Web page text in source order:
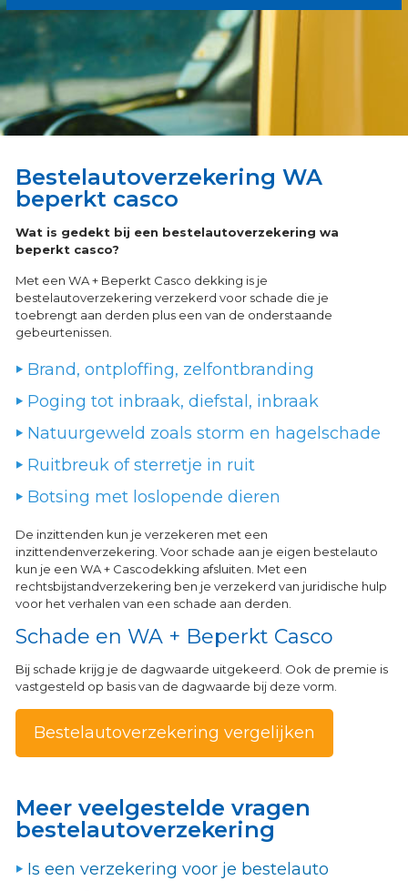
Bestelautoverzekering WA
beperkt casco
Wat is gedekt bij een bestelautoverzekering wa
beperkt casco?
Met een WA + Beperkt Casco dekking is je
bestelautoverzekering verzekerd voor schade die je
toebrengt aan derden plus een van de onderstaande
gebeurtenissen.
Brand, ontploffing, zelfontbranding
Poging tot inbraak, diefstal, inbraak
Natuurgeweld zoals storm en hagelschade
Ruitbreuk of sterretje in ruit
Botsing met loslopende dieren
De inzittenden kun je verzekeren met een
inzittendenverzekering. Voor schade aan je eigen bestelauto
kun je een WA + Cascodekking afsluiten. Met een
rechtsbijstandverzekering ben je verzekerd van juridische hulp
voor het verhalen van een schade aan derden.
Schade en WA + Beperkt Casco
Bij schade krijg je de dagwaarde uitgekeerd. Ook de premie is
vastgesteld op basis van de dagwaarde bij deze vorm.
Bestelautoverzekering vergelijken
Meer veelgestelde vragen
bestelautoverzekering
Is een verzekering voor je bestelauto